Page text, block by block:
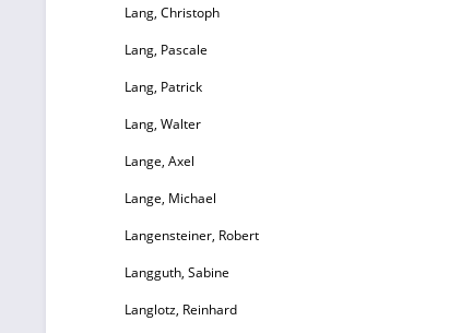
Lang, Christoph
Lang, Pascale
Lang, Patrick
Lang, Walter
Lange, Axel
Lange, Michael
Langensteiner, Robert
Langguth, Sabine
Langlotz, Reinhard